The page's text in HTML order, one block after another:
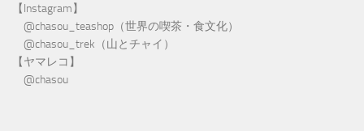
【Instagram】
@chasou_teashop （世界の喫茶・食文化）
@chasou_trek （山とチャイ）
【ヤマレコ】
@chasou